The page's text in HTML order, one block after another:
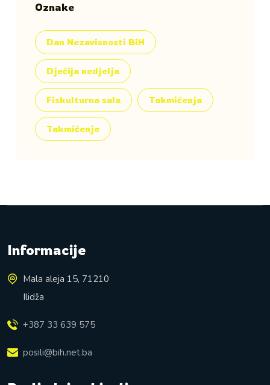
Oznake
Dan Nezavisnosti BiH
Dječija nedjelja
Fiskulturna sala Takmičenja
Takmičenje
Informacije
Mala aleja 15, 71210
Ilidža
+387 33 639 575
posili@bih.net.ba